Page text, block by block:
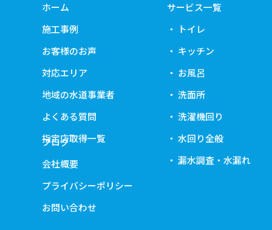
ホーム
施工事例
お客様のお声
対応エリア
地域の水道事業者
よくある質問
指定店取得一覧
サービス一覧
トイレ
キッチン
お風呂
洗面所
洗濯機回り
水回り全般
漏水調査・水漏れ
ブログ
会社概要
プライバシーポリシー
お問い合わせ